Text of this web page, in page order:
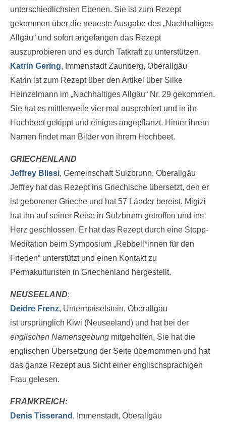
unterschiedlichsten Ebenen. Sie ist zum Rezept
gekommen über die neueste Ausgabe des „Nachhaltiges
Allgäu“ und sofort angefangen das Rezept
auszuprobieren und es durch Tatkraft zu unterstützen.
Katrin Gering, Immenstadt Zaunberg, Oberallgäu
Katrin ist zum Rezept über den Artikel über Silke
Heinzelmann im „Nachhaltiges Allgäu“ Nr. 29 gekommen.
Sie hat es mittlerweile vier mal ausprobiert und in ihr
Hochbeet gekippt und einiges angepflanzt. Hinter ihrem
Namen findet man Bilder von ihrem Hochbeet.
GRIECHENLAND
Jeffrey Blissi, Gemeinschaft Sulzbrunn, Oberallgäu
Jeffrey hat das Rezept ins Griechische übersetzt, den er
ist geborener Grieche und hat 57 Länder bereist. Migizi
hat ihn auf seiner Reise in Sulzbrunn getroffen und ins
Herz geschlossen. Er hat das Rezept durch eine Stopp-
Meditation beim Symposium „Rebbell*innen für den
Frieden“ unterstützt und einen Kontakt zu
Permakulturisten in Griechenland hergestellt.
NEUSEELAND:
Deidre Frenz, Untermaiselstein, Oberallgäu
ist ursprünglich Kiwi (Neuseeland) und hat bei der
englischen Namensgebung mitgeholfen. Sie hat die
englischen Übersetzung der Seite übernommen und hat
das ganze Rezept aus Sicht einer englischsprachigen
Frau gelesen.
FRANKREICH:
Denis Tisserand , Immenstadt, Oberallgäu